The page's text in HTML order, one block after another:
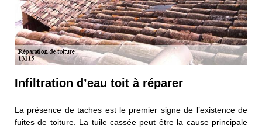
Infiltration d’eau toit à réparer
La présence de taches est le premier signe de l’existence de
fuites de toiture. La tuile cassée peut être la cause principale